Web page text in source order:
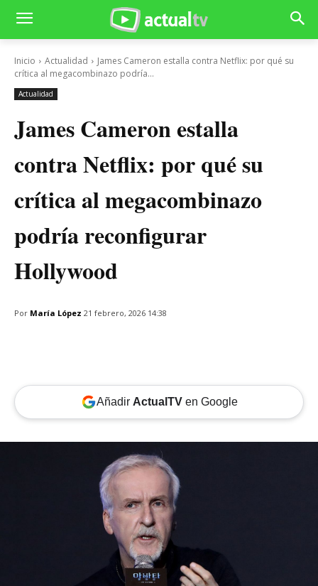
Inicio Actualidad
James Cameron estalla contra Netflix: por qué su
crítica al megacombinazo podría...
Actualidad
James Cameron estalla
contra Netflix: por qué su
crítica al megacombinazo
podría reconfigurar
Hollywood
Por María López 21 febrero, 2026 14:38
Añadir ActualTVen Google